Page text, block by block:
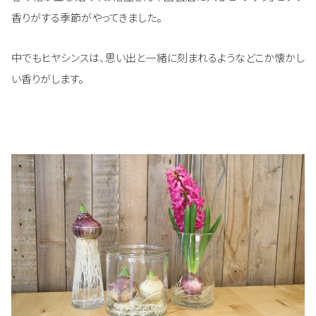
香りがする季節がやってきました。
中でもヒヤシンスは、思い出と一緒に刻まれるようなどこか懐かし
い香りがします。